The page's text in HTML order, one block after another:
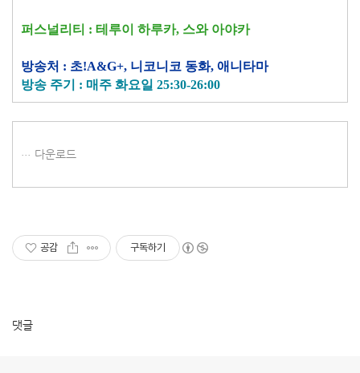
퍼스널리티 : 테루이 하루카, 스와 아야카
방송처 : 초!A&G+, 니코니코 동화, 애니타마
방송 주기 : 매주 화요일 25:30-26:00
다운로드
공감 구독하기
댓글